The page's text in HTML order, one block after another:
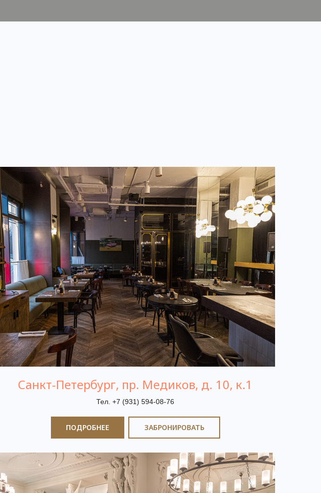
Санкт-Петербург, пр. Медиков, д. 10, к.1
Тел. +7 (931) 594-08-76
ПОДРОБНЕЕ ЗАБРОНИРОВАТЬ